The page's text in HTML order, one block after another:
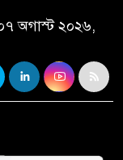
অগাস্ট ২০২৬,